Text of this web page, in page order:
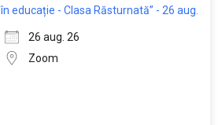
în educație - Clasa Răsturnată” - 26 aug.
26 aug. 26
Zoom